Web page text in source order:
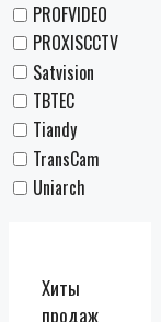
PROFVIDEO
PROXISCCTV
Satvision
TBTEC
Tiandy
TransCam
Uniarch
Хиты
продаж